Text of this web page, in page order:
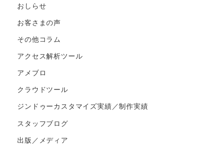
おしらせ
お客さまの声
その他コラム
アクセス解析ツール
アメブロ
クラウドツール
ジンドゥーカスタマイズ実績／制作実績
スタッフブログ
出版／メディア